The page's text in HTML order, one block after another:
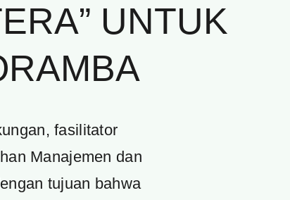
UNTUK
fasilitator
Manajemen dan
tujuan bahwa